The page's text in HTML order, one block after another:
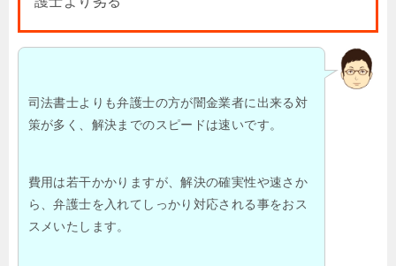
司法書士よりも弁護士の方が闇金業者に出来る対
策が多く、解決までのスピードは速いです。
費用は若干かかりますが、解決の確実性や速さか
ら、弁護士を入れてしっかり対応される事をおス
スメいたします。